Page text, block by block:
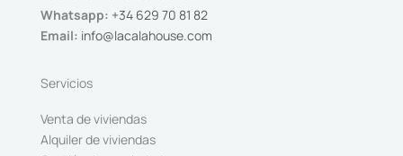
Whatsapp: +34 629 70 81 82
Email: info@lacalahouse.com
Servicios
Venta de viviendas
Alquiler de viviendas